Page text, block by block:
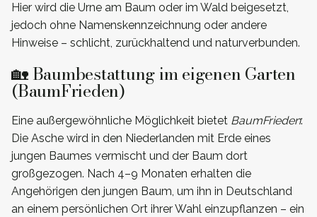
Hier wird die Urne am Baum oder im Wald beigesetzt,
jedoch ohne Namenskennzeichnung oder andere
Hinweise – schlicht, zurückhaltend und naturverbunden.
🏡 Baumbestattung im eigenen Garten
(BaumFrieden)
Eine außergewöhnliche Möglichkeit bietet BaumFrieden:
Die Asche wird in den Niederlanden mit Erde eines
jungen Baumes vermischt und der Baum dort
großgezogen. Nach 4–9 Monaten erhalten die
Angehörigen den jungen Baum, um ihn in Deutschland
an einem persönlichen Ort ihrer Wahl einzupflanzen – ein